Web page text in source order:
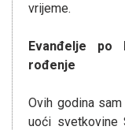
vrijeme.
Evanđelje po
rođenje
Ovih godina
uoći svetkovine